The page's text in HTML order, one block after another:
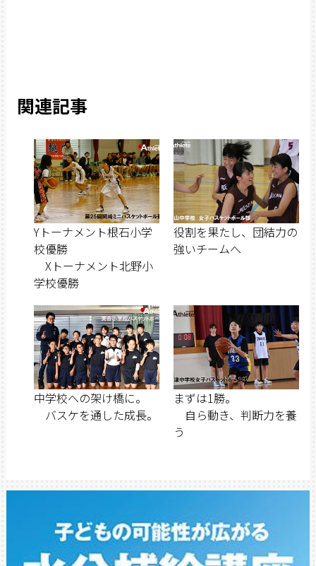
関連記事
Yトーナメント根石小学
校優勝
Xトーナメント北野小
学校優勝
役割を果たし、団結力の
強いチームへ
中学校への架け橋に。
バスケを通した成長。
まずは1勝。
自ら動き、判断力を養
う